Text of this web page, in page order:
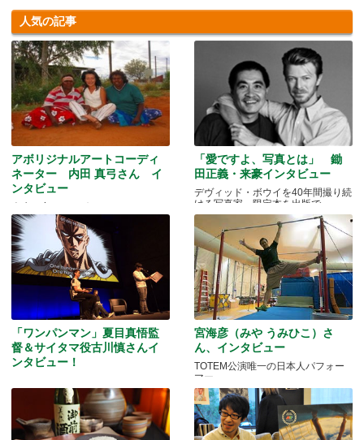
人気の記事
アボリジナルアートコーディ
ネーター 内田 真弓さん イ
ンタビュー
人生を変えたアボリジニ・アートと
の出会いとは…
「愛ですよ、写真とは」 鋤
田正義・来豪インタビュー
デヴィッド・ボウイを40年間撮り続
ける写真家、限定本を出版で
「ワンパンマン」夏目真悟監
督＆サイタマ役古川慎さんイ
ンタビュー！
2016
宮海彦（みや うみひこ）さ
ん、インタビュー
TOTEM公演唯一の日本人パフォー
マー